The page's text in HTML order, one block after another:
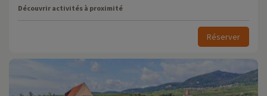
Découvrir activités à proximité
Réserver